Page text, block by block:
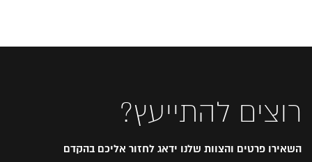
רוצים להתייעץ?
השאירו פרטים והצוות שלנו ידאג לחזור אליכם בהקדם